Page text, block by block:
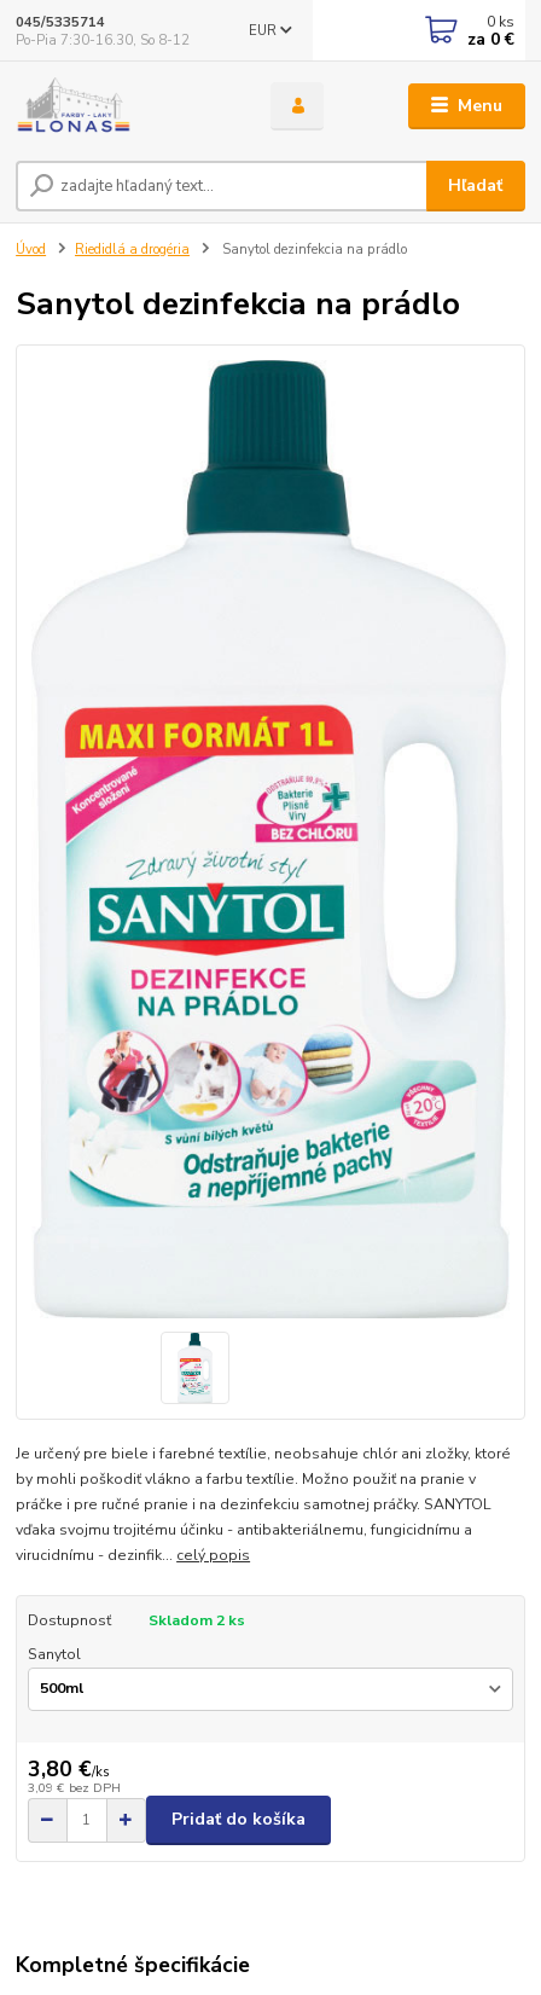
Menu
EUR
Hľadať
045/5335714
Po-Pia 7:30-16.30, So 8-12
0 ks
za 0 €
Úvod Riedidlá a drogéria Sanytol dezinfekcia na prádlo
Sanytol dezinfekcia na prádlo
Je určený pre biele i farebné textílie, neobsahuje chlór ani zložky, ktoré
by mohli poškodiť vlákno a farbu textílie. Možno použiť na pranie v
práčke i pre ručné pranie i na dezinfekciu samotnej práčky. SANYTOL
vďaka svojmu trojitému účinku - antibakteriálnemu, fungicidnímu a
virucidnímu - dezinfik... celý popis
Dostupnosť
Skladom 2 ks
Sanytol
3,80 €/ks
3,09 € bez DPH
Pridať do košíka
Kompletné špecifikácie